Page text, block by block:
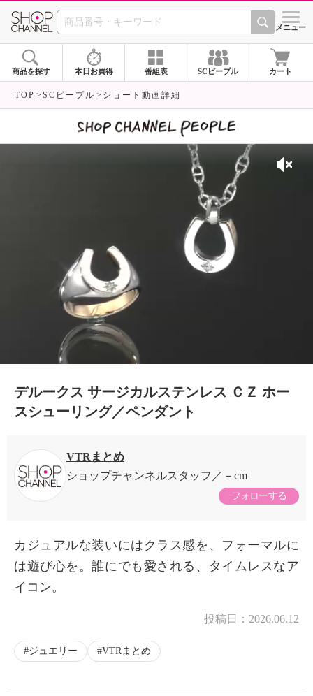
SHOP CHANNEL シメニュー
商品を探す 本日お買得 番組表 SCピープル カート
TOP SCピープル ショート動画詳細
デルークス サージカルステンレス ＣＺ ホー
スシューリング／ペンダント
VTRまとめ
ショップチャンネルスタッフ
－cm
フォローする
カジュアルな装いにはクラス感を、フォーマルに
は遊び心を。誰にでも愛される、タイムレスなア
イコン。
投稿日： 2026.06.12
ジュエリー VTRまとめ